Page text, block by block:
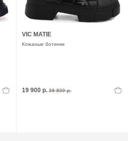
VIC MATIE
Кожаные ботинки
19 900 р. 39 800 р.